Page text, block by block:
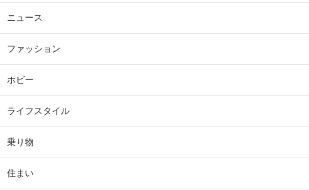
ニュース
ファッション
ホビー
ライフスタイル
乗り物
住まい